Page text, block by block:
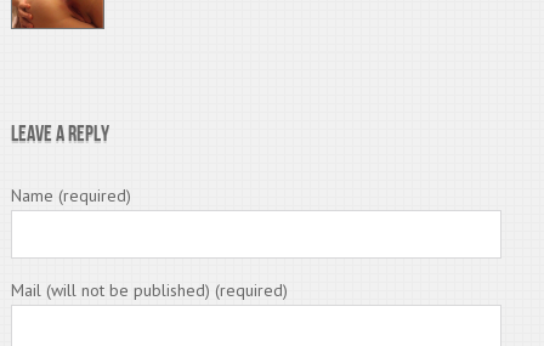
Leave a Reply
Name (required)
Mail (will not be published) (required)